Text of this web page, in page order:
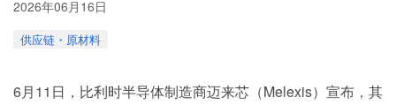
2026年06月16日
供应链・原材料
6月11日，比利时半导体制造商迈来芯（Melexis）宣布，其